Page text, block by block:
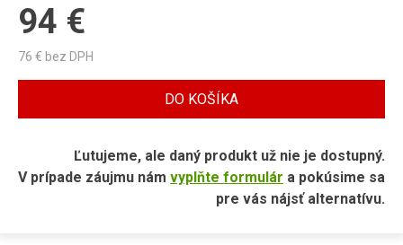
94 €
76 € bez DPH
DO KOŠÍKA
Ľutujeme, ale daný produkt už nie je dostupný.
V prípade záujmu nám vyplňte formulár a pokúsime sa
pre vás nájsť alternatívu.